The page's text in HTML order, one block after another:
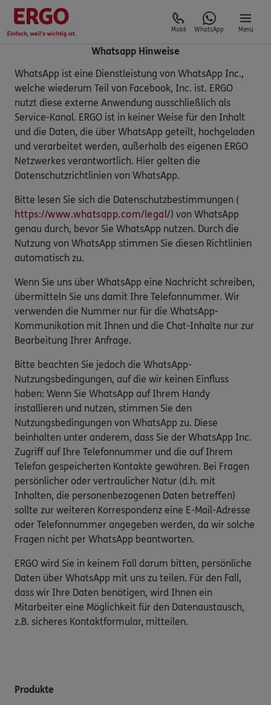
Mobil WhatsApp Menü
Whatsapp Hinweise
WhatsApp ist eine Dienstleistung von WhatsApp Inc.,
welche wiederum Teil von Facebook, Inc. ist. ERGO
nutzt diese externe Anwendung ausschließlich als
Service-Kanal. ERGO ist in keiner Weise für den Inhalt
und die Daten, die über WhatsApp geteilt, hochgeladen
und verarbeitet werden, außerhalb des eigenen ERGO
Netzwerkes verantwortlich. Hier gelten die
Datenschutzrichtlinien von WhatsApp.
Bitte lesen Sie sich die Datenschutzbestimmungen (
https://www.whatsapp.com/legal/) von WhatsApp
genau durch, bevor Sie WhatsApp nutzen. Durch die
Nutzung von WhatsApp stimmen Sie diesen Richtlinien
automatisch zu.
Wenn Sie uns über WhatsApp eine Nachricht schreiben,
übermitteln Sie uns damit Ihre Telefonnummer. Wir
verwenden die Nummer nur für die WhatsApp-
Kommunikation mit Ihnen und die Chat-Inhalte nur zur
Bearbeitung Ihrer Anfrage.
Bitte beachten Sie jedoch die WhatsApp-
Nutzungsbedingungen, auf die wir keinen Einfluss
haben: Wenn Sie WhatsApp auf Ihrem Handy
installieren und nutzen, stimmen Sie den
Nutzungsbedingungen von WhatsApp zu. Diese
beinhalten unter anderem, dass Sie der WhatsApp Inc.
Zugriff auf Ihre Telefonnummer und die auf Ihrem
Telefon gespeicherten Kontakte gewähren. Bei Fragen
persönlicher oder vertraulicher Natur (d.h. mit
Inhalten, die personenbezogenen Daten betreffen)
sollte zur weiteren Korrespondenz eine E-Mail-Adresse
oder Telefonnummer angegeben werden, da wir solche
Fragen nicht per WhatsApp beantworten.
ERGO wird Sie in keinem Fall darum bitten, persönliche
Daten über WhatsApp mit uns zu teilen. Für den Fall,
dass wir Ihre Daten benötigen, wird Ihnen ein
Mitarbeiter eine Möglichkeit für den Datenaustausch,
z.B. sicheres Kontaktformular, mitteilen.
Produkte